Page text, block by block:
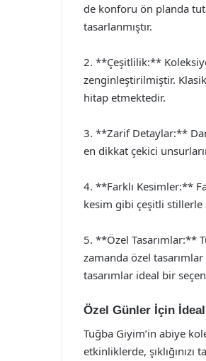
de konforu ön planda
tasarlanmıştır.
2. **Çeşitlilik:**
zenginleştirilmiştir.
hitap etmektedir.
3. **Zarif Detaylar:**
en dikkat çekici
4. **Farklı Kesimler:**
kesim gibi çeşitli stillerle
5. **Özel Tasarımlar:**
zamanda özel
tasarımlar ideal bir
Özel Günler İçin
Tuğba Giyim’in abiye
etkinliklerde,